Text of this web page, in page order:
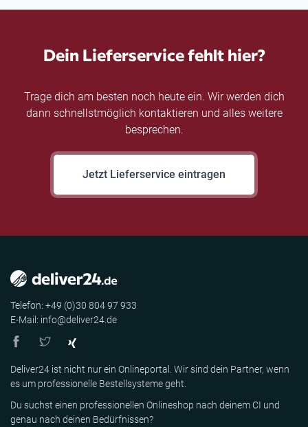
Dein Lieferservice fehlt hier?
Trage dich am besten noch heute ein. Wir werden dich
dann schnellstmöglich kontaktieren und alles weitere
besprechen.
Jetzt Lieferservice eintragen
Telefon: +49 (0)30 804 97 933
E-Mail: info@deliver24.de
Deliver24 ist nicht nur ein Onlineportal. Wir sind dein Partner, wenn
es um professionelle Bestellsysteme geht.
Du suchst einen professionellen Onlineshop nach deinem CI und
genau nach deinen Bedürfnissen?